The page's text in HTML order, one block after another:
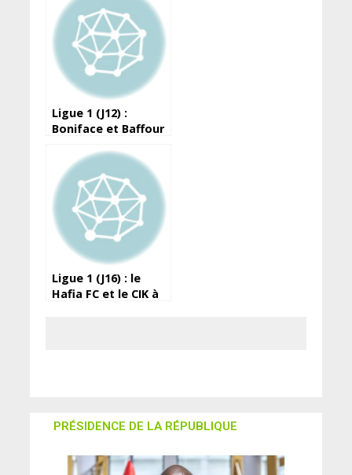
Ligue 1 (J12) :
Boniface et Baffour
devant les militaires
de l’ASFAG
Ligue 1 (J16) : le
Hafia FC et le CIK à
PRÉSIDENCE DE LA RÉPUBLIQUE